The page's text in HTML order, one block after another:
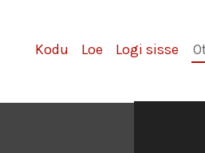
Kodu Loe Logi sisse